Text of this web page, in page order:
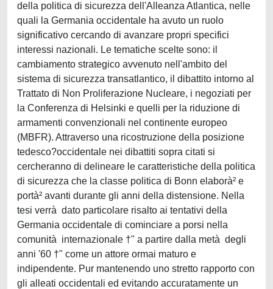
della politica di sicurezza dell'Alleanza Atlantica, nelle
quali la Germania occidentale ha avuto un ruolo
significativo cercando di avanzare propri specifici
interessi nazionali. Le tematiche scelte sono: il
cambiamento strategico avvenuto nell'ambito del
sistema di sicurezza transatlantico, il dibattito intorno al
Trattato di Non Proliferazione Nucleare, i negoziati per
la Conferenza di Helsinki e quelli per la riduzione di
armamenti convenzionali nel continente europeo
(MBFR). Attraverso una ricostruzione della posizione
tedesco?occidentale nei dibattiti sopra citati si
cercheranno di delineare le caratteristiche della politica
di sicurezza che la classe politica di Bonn elaborà² e
portà² avanti durante gli anni della distensione. Nella
tesi verrà dato particolare risalto ai tentativi della
Germania occidentale di cominciare a porsi nella
comunità internazionale †" a partire dalla metà degli
anni '60 †" come un attore ormai maturo e
indipendente. Pur mantenendo uno stretto rapporto con
gli alleati occidentali ed evitando accuratamente un